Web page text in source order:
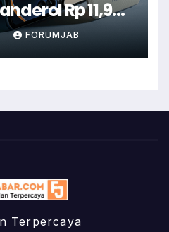
Rp 11,9
FORUMJAB
Terpercaya